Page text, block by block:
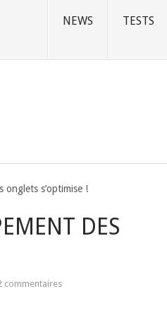
NEWS TESTS
onglets s’optimise !
DES
commentaires